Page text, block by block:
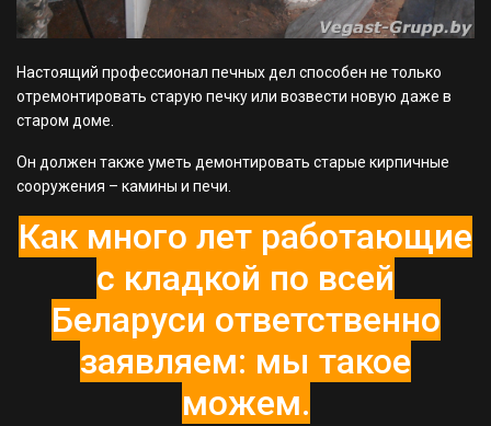
Настоящий профессионал печных дел способен не только
отремонтировать старую печку или возвести новую даже в
старом доме.
Он должен также уметь демонтировать старые кирпичные
сооружения – камины и печи.
Как много лет работающие
с кладкой по всей
Беларуси ответственно
заявляем: мы такое
можем.